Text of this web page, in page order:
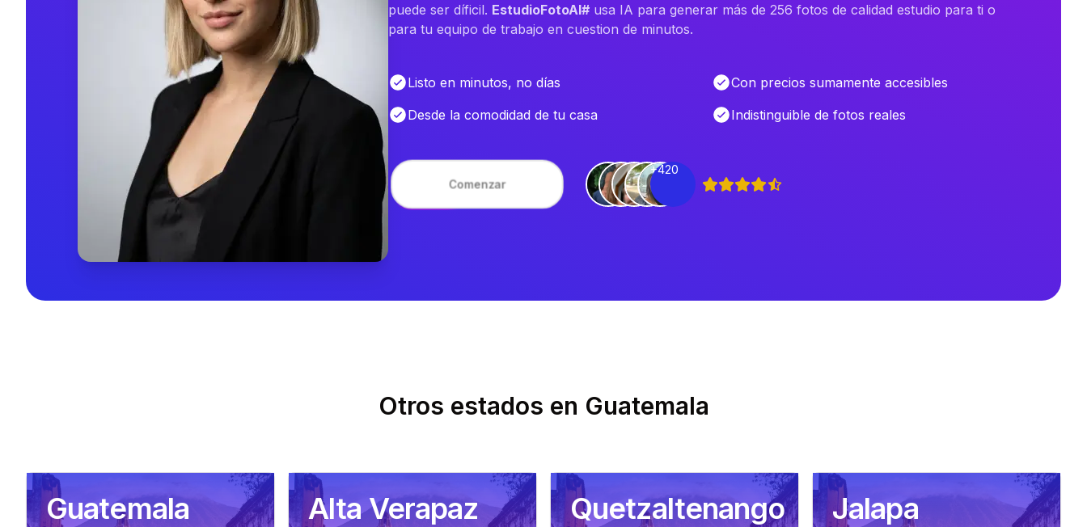
puede ser díficil. EstudioFotoAI# usa IA para generar más de 256 fotos de calidad estudio para ti o
para tu equipo de trabajo en cuestion de minutos.
Listo en minutos, no días
Con precios sumamente accesibles
Desde la comodidad de tu casa
Indistinguible de fotos reales
Comenzar
+420
Otros estados en Guatemala
Guatemala Alta Verapaz Quetzaltenango Jalapa